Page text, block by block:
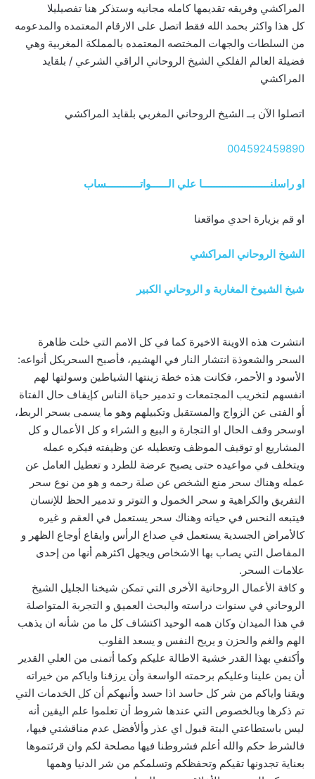
المراكشي وفريقه تقديمها كامله مجانيه وستذكر هنا تفصيليلا
كل هذا واكثر بحمد الله فقط اتصل على الارقام المعتمده والمدعومه
من السلطات والجهات المختصه المعتمده بالمملكة المغربية وهي
فضيلة العالم الفلكي الشيخ الروحاني الراقي الشرعي / بلقايد
المراكشي
اتصلوا الآن بــ الشيخ الروحاني المغربي بلقايد المراكشي
004592459890
او راسلنــــــــــــــــــــــــا علي الــــــواتــــــــــــساب
او قم بزيارة احدي مواقعنا
الشيخ الروحاني المراكشي
شيخ الشيوخ المغاربة و الروحاني الكبير
انتشرت هذه الاوينة الاخيرة كما في كل الامم التي خلت ظاهرة
السحر والشعوذة انتشار النار في الهشيم، فأصبح السحربكل أنواعه:
الأسود و الأحمر، فكانت هذه خطة زينتها الشياطين وسولتها لهم
انفسهم لتخريب المجتمعات و تدمير حياة الناس كإيقاف حال الفتاة
أو الفتى عن الزواج والمستقبل وتكبيلهم وهو ما يسمى بسحر الربط،
اوسحر وقف الحال او التجارة و البيع و الشراء و كل الأعمال و كل
المشاريع او توقيف الموظف وتعطيله عن وظيفته فيكره عمله
ويتخلف في مواعيده حتى يصبح عرضة للطرد و تعطيل العامل عن
عمله وهناك سحر منع الشخص عن صلة رحمه و هو من نوع سحر
التفريق والكراهية و سحر الخمول و التوتر و تدمير الحظ للإنسان
فيتبعه النحس في حياته وهناك سحر يستعمل في العقم و غيره
كالأمراض الجسدية يستعمل في صداع الرأس وايقاع أوجاع الظهر و
المفاصل التي يصاب بها الاشخاص ويجهل اكثرهم أنها من إحدى
علامات السحر.
و كافة الأعمال الروحانية الأخرى التي تمكن شيخنا الجليل الشيخ
الروحاني في سنوات دراسته والبحث العميق و التجربة المتواصلة
في هذا الميدان وكان همه الوحيد اكتشاف كل ما من شأنه ان يذهب
الهم والغم والحزن و يريح النفس و يسعد القلوب
وأكتفي بهذا القدر خشية الاطالة عليكم وكما أتمنى من العلي القدير
أن يمن علينا وعليكم برحمته الواسعة وأن يرزقنا واياكم من خيراته
ويقنا واياكم من شر كل حاسد اذا حسد وأنبهكم أن كل الخدمات التي
تم ذكرها وبالخصوص التي عندها شروط أن تعلموا علم اليقين أنه
ليس باستطاعتي البتة قبول اي عذر وألأفضل عدم مناقشتي فيها،
فالشرط حكم والله أعلم فشروطنا فيها مصلحة لكم وان قرئتموها
بعناية تجدونها تقيكم وتحفظكم وتسلمكم من شر الدنيا وهمها